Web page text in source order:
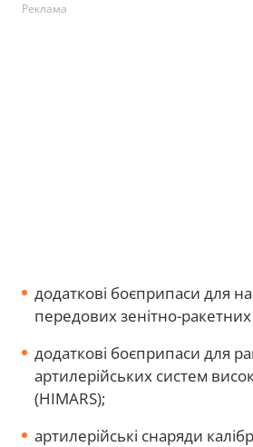
Реклама
додаткові боєприпаси для
передових зенітно-
додаткові боєприпаси для
артилерійських систем
(HIMARS);
артилерійські снаряди